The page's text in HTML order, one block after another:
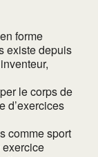
forme
existe depuis
le corps de
d’exercices
comme sport